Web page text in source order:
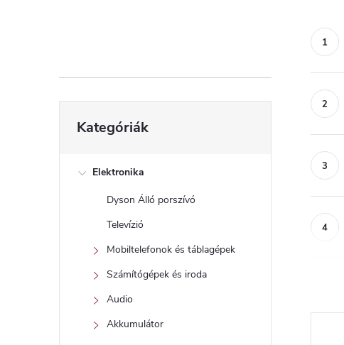
l
sátugrása
Kategóriák
Elektronika
Dyson Álló porszívó
Televízió
Mobiltelefonok és táblagépek
Számítógépek és iroda
Audio
Akkumulátor